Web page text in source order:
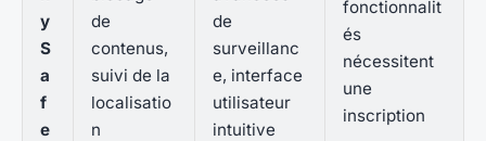
y
S
a
f
e
de
contenus,
suivi de la
localisatio
n
de
surveillanc
e, interface
utilisateur
intuitive
fonctionnalit
és
nécessitent
une
inscription